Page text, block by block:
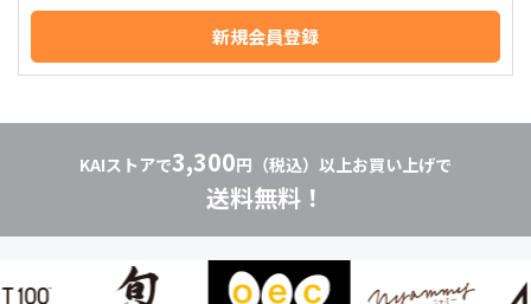
KAIストアで3,300円（税込）以上お買い上げで
送料無料！